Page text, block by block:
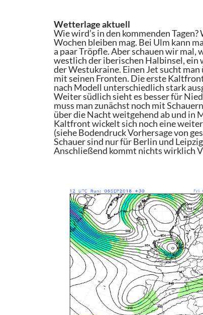
Wetterlage aktuell
Wie wird’s in den kommenden
Wochen bleiben mag. Bei Ulm kann
a paar Tröpfle. Aber schauen wir mal,
westlich der iberischen Halbinsel,
der Westukraine. Einen Jet sucht
mit seinen Fronten. Die erste
nach Modell unterschiedlich stark
Weiter südlich sieht es besser für
muss man zunächst noch mit
über die Nacht weitgehend ab und in
Kaltfront wickelt sich noch eine
(siehe Bodendruck Vorhersage von
Schauer sind nur für Berlin und
Anschließend kommt nichts wirklich